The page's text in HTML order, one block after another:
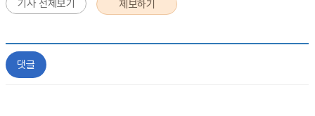
기사 전체보기 제보하기
댓글